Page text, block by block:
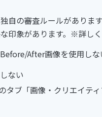
自の審査ルールがあり
印象があります。※詳し
After画像を使用しな
ない
タブ「画像・クリエイテ